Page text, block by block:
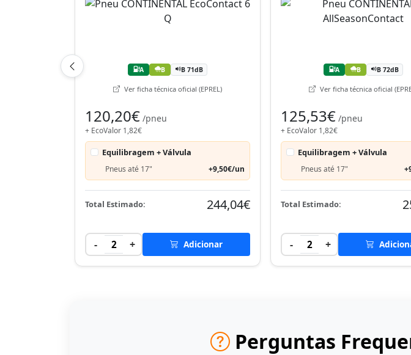
A B B 71dB
Ver ficha técnica oficial (EPREL)
120,20€ /pneu
+ EcoValor 1,82€
Equilibragem + Válvula
Pneus até 17" +9,50€/un
Total Estimado: 244,04€
- 2 + Adicionar
A B B 72dB
Ver ficha técnica oficial
125,53€ /pneu
+ EcoValor 1,82€
Equilibragem + Válvula
Pneus até 17"
Total Estimado:
- 2 +
Perguntas